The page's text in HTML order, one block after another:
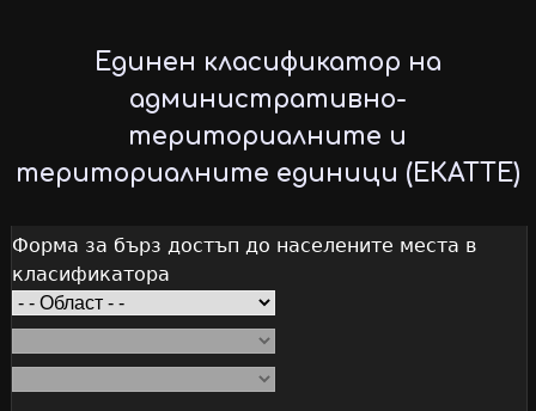
to
main
content
Единен класификатор на
административно-
териториалните и
териториалните единици (ЕКАТТЕ)
Форма за бърз достъп до населените места в
класификатора